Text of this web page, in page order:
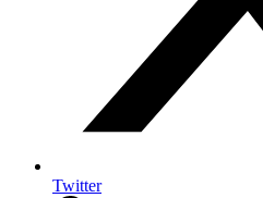
Twitter